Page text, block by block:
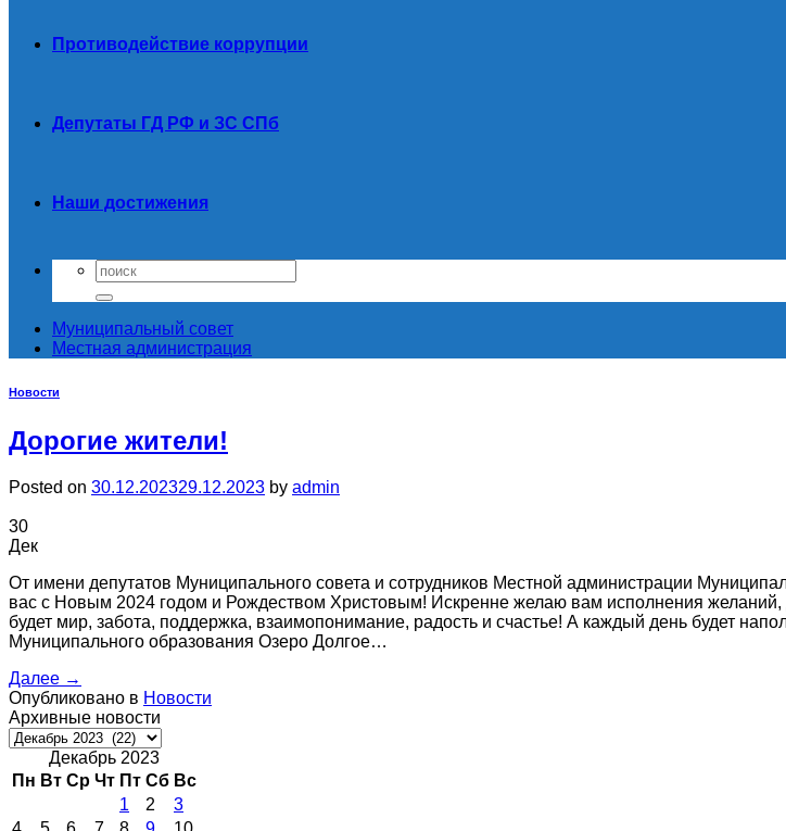
Противодействие коррупции
Депутаты ГД РФ и ЗС СПб
Наши достижения
Муниципальный совет
Местная администрация
Новости
Дорогие жители!
Posted on 30.12.202329.12.2023 by admin
30
Дек
От имени депутатов Муниципального совета и сотрудников Местной администрации
вас с Новым 2024 годом и Рождеством Христовым! Искренне желаю вам исполнения желаний,
будет мир, забота, поддержка, взаимопонимание, радость и счастье! А каждый день будет
Муниципального образования Озеро Долгое…
Далее →
Опубликовано в Новости
Архивные новости
Архивные
новостиДекабрь 2023
Пн Вт Ср Чт Пт Сб Вс
1
2
3